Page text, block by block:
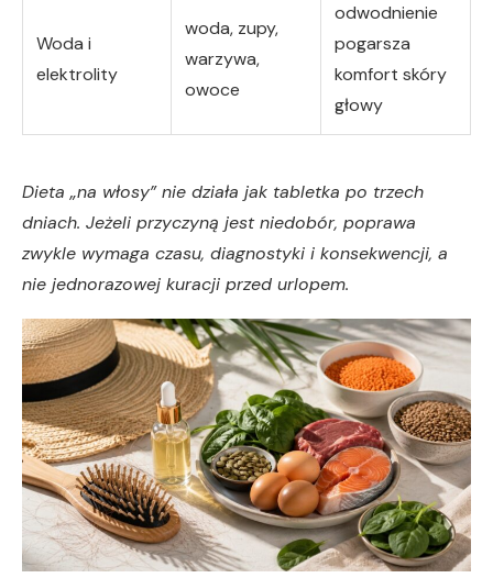
Woda i
elektrolity
woda, zupy,
warzywa,
owoce
odwodnienie
pogarsza
komfort skóry
głowy
Dieta „na włosy” nie działa jak tabletka po trzech
dniach. Jeżeli przyczyną jest niedobór, poprawa
zwykle wymaga czasu, diagnostyki i konsekwencji, a
nie jednorazowej kuracji przed urlopem.